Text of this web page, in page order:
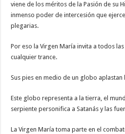
viene de los méritos de la Pasión de su
inmenso poder de intercesión que
plegarias.
Por eso la Virgen María invita a todos
cualquier trance.
Sus pies en medio de un globo aplastan
Este globo representa a la tierra, el
serpiente personifica a Satanás y las
La Virgen María toma parte en el